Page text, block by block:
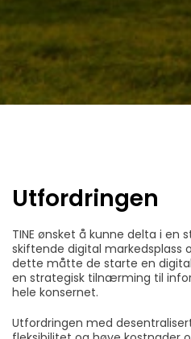
Utfordringen
TINE ønsket å kunne delta i en
skiftende digital markedsplass
dette måtte de starte en
en strategisk tilnærming til
hele konsernet.
Utfordringen med